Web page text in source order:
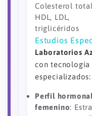
Colesterol
HDL, LDL,
triglicéridos
Estudios
Laboratorios
con tecnología
especializados:
Perfil
femenino: